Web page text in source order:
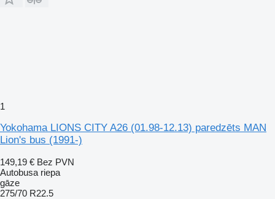
1
Yokohama LIONS CITY A26 (01.98-12.13) paredzēts MAN
Lion's bus (1991-)
149,19 € Bez PVN
Autobusa riepa
gāze
275/70 R22.5